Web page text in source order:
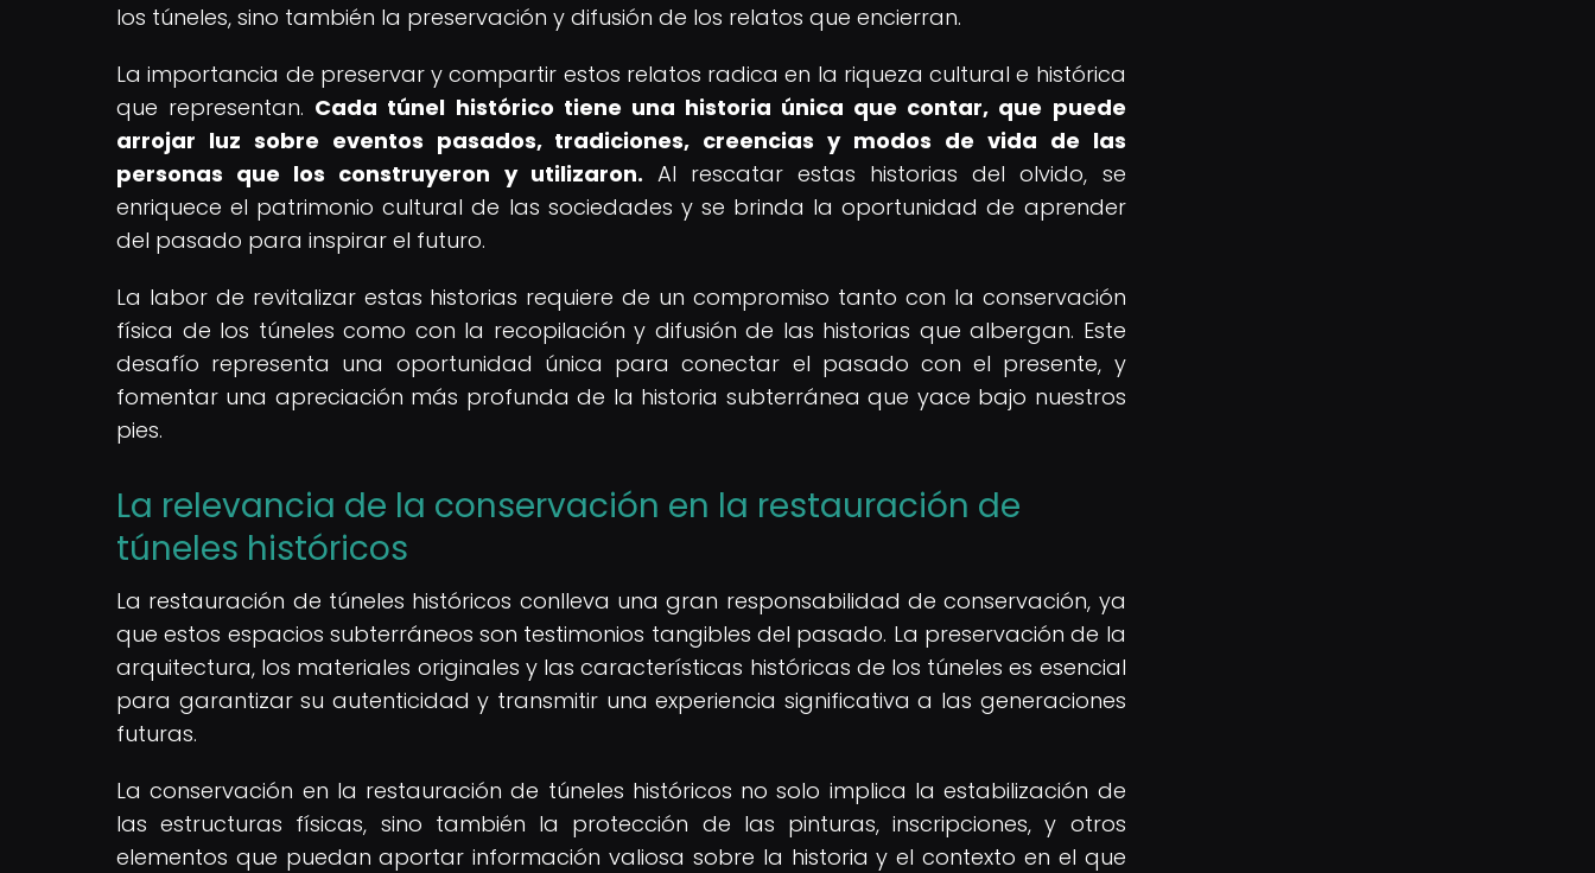
los túneles, sino también la preservación y difusión de los relatos que encierran.
La importancia de preservar y compartir estos relatos radica en la riqueza cultural e histórica
que representan. Cada túnel histórico tiene una historia única que contar, que puede
arrojar luz sobre eventos pasados, tradiciones, creencias y modos de vida de las
personas que los construyeron y utilizaron. Al rescatar estas historias del olvido, se
enriquece el patrimonio cultural de las sociedades y se brinda la oportunidad de aprender
del pasado para inspirar el futuro.
La labor de revitalizar estas historias requiere de un compromiso tanto con la conservación
física de los túneles como con la recopilación y difusión de las historias que albergan. Este
desafío representa una oportunidad única para conectar el pasado con el presente, y
fomentar una apreciación más profunda de la historia subterránea que yace bajo nuestros
pies.
La relevancia de la conservación en la restauración de
túneles históricos
La restauración de túneles históricos conlleva una gran responsabilidad de conservación, ya
que estos espacios subterráneos son testimonios tangibles del pasado. La preservación de la
arquitectura, los materiales originales y las características históricas de los túneles es esencial
para garantizar su autenticidad y transmitir una experiencia significativa a las generaciones
futuras.
La conservación en la restauración de túneles históricos no solo implica la estabilización de
las estructuras físicas, sino también la protección de las pinturas, inscripciones, y otros
elementos que puedan aportar información valiosa sobre la historia y el contexto en el que